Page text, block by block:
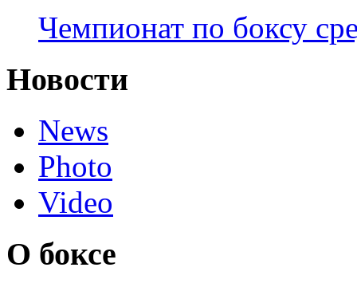
Чемпионат по боксу
Новости
News
Photo
Video
О боксе